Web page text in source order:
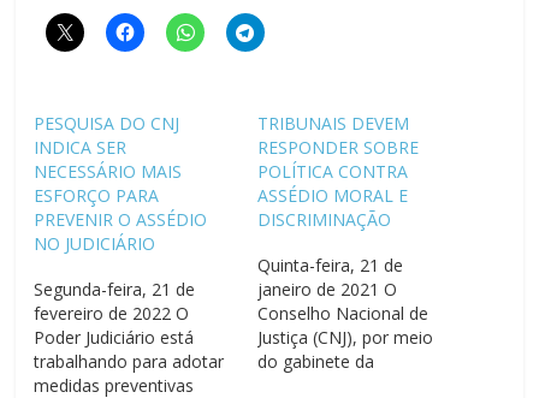
PESQUISA DO CNJ
INDICA SER
NECESSÁRIO MAIS
ESFORÇO PARA
PREVENIR O ASSÉDIO
NO JUDICIÁRIO
Segunda-feira, 21 de
fevereiro de 2022 O
Poder Judiciário está
trabalhando para adotar
medidas preventivas
TRIBUNAIS DEVEM
RESPONDER SOBRE
POLÍTICA CONTRA
ASSÉDIO MORAL E
DISCRIMINAÇÃO
Quinta-feira, 21 de
janeiro de 2021 O
Conselho Nacional de
Justiça (CNJ), por meio
do gabinete da